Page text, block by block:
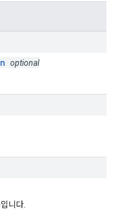
optional
니다.